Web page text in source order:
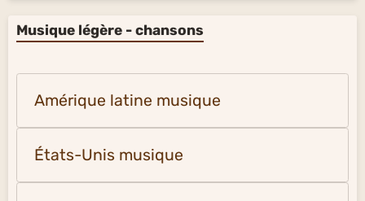
Musique légère - chansons
Amérique latine musique
États-Unis musique